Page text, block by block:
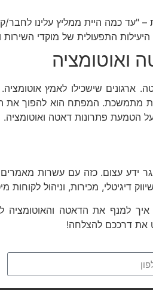
"עד כמה היית ממליץ עלינו לחבר/
היעילות התפעולית של מוקדי
ואוטומציה
ארגונים שישכילו לאמץ
מתמשכת. המפתח הוא להפוך את
הטמעת פתרונות דאטה ואוטומציה.
דיגיטלי, מכירות, וניהול לקוחות
איך למנף את הדאטה
את דרככם להצלחה!